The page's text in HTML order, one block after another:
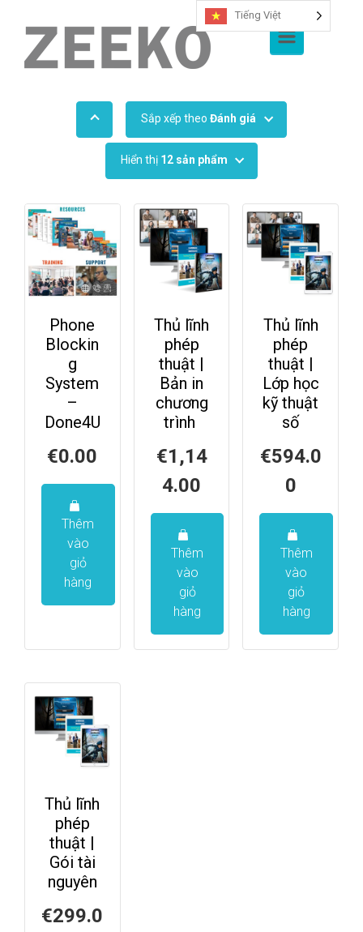
Sắp xếp theoĐánh giá
Hiển thị 12 sản phẩm
Phone
Blockin
g
System
–
Done4U
€0.00
Thêm
vào
giỏ
hàng
Thủ lĩnh
phép
thuật |
Bản in
chương
trình
€1,14
4.00
Thêm
vào
giỏ
hàng
Thủ lĩnh
phép
thuật |
Lớp học
kỹ thuật
số
€594.0
0
Thêm
vào
giỏ
hàng
Thủ lĩnh
phép
thuật |
Gói tài
nguyên
€299.0
Tiếng Việt